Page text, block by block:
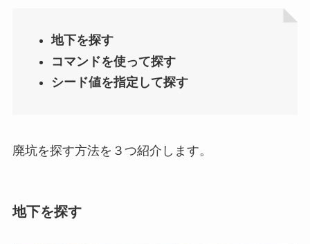
地下を探す
コマンドを使って探す
シード値を指定して探す
廃坑を探す方法を３つ紹介します。
地下を探す